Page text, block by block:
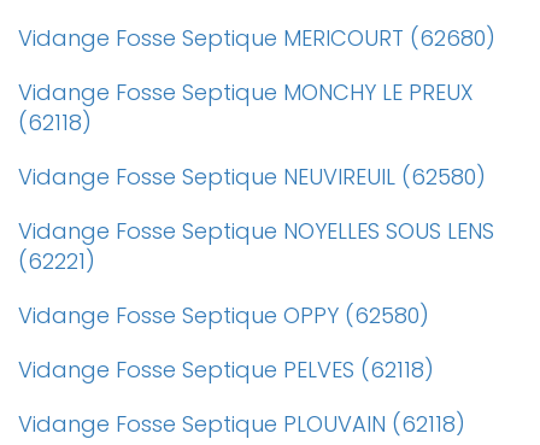
Vidange Fosse Septique MERICOURT (62680)
Vidange Fosse Septique MONCHY LE PREUX
(62118)
Vidange Fosse Septique NEUVIREUIL (62580)
Vidange Fosse Septique NOYELLES SOUS LENS
(62221)
Vidange Fosse Septique OPPY (62580)
Vidange Fosse Septique PELVES (62118)
Vidange Fosse Septique PLOUVAIN (62118)